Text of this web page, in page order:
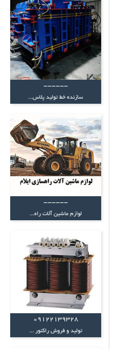
------
سازنده خط تولید پلاس...
------
لوازم ماشین آلات راه...
09122139328
تولید و فروش راکتور ...